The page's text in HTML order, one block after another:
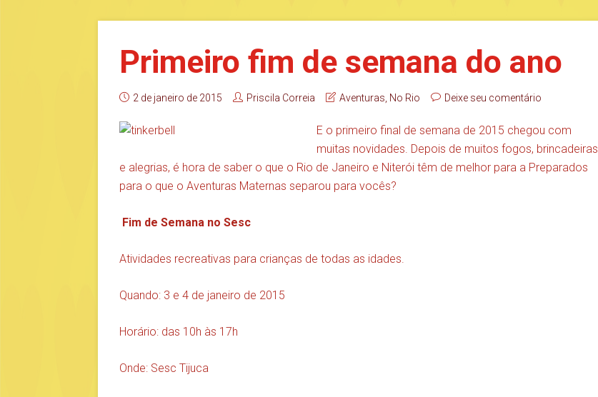
Primeiro fim de semana do ano
2 de janeiro de 2015 Priscila Correia Aventuras No Rio Deixe seu comentário
E o primeiro final de semana de 2015 chegou com
muitas novidades. Depois de muitos fogos, brincadeiras
e alegrias, é hora de saber o que o Rio de Janeiro e Niterói têm de melhor para a Preparados
para o que o Aventuras Maternas separou para vocês?
Fim de Semana no Sesc
Atividades recreativas para crianças de todas as idades.
Quando: 3 e 4 de janeiro de 2015
Horário: das 10h às 17h
Onde: Sesc Tijuca